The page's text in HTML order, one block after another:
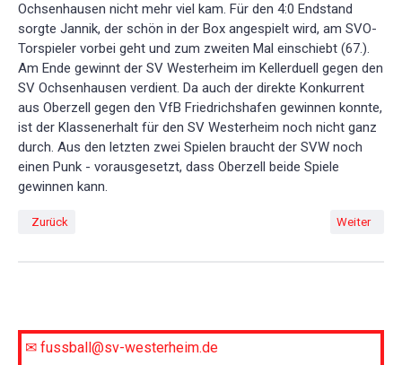
Ochsenhausen nicht mehr viel kam. Für den 4:0 Endstand
sorgte Jannik, der schön in der Box angespielt wird, am SVO-
Torspieler vorbei geht und zum zweiten Mal einschiebt (67.).
Am Ende gewinnt der SV Westerheim im Kellerduell gegen den
SV Ochsenhausen verdient. Da auch der direkte Konkurrent
aus Oberzell gegen den VfB Friedrichshafen gewinnen konnte,
ist der Klassenerhalt für den SV Westerheim noch nicht ganz
durch. Aus den letzten zwei Spielen braucht der SVW noch
einen Punk - vorausgesetzt, dass Oberzell beide Spiele
gewinnen kann.
Vorheriger Beitrag: A-Junioren mit 5:1 gegen Baltringen
Zurück Nächster
Weiter
✉ fussball@sv-westerheim.de